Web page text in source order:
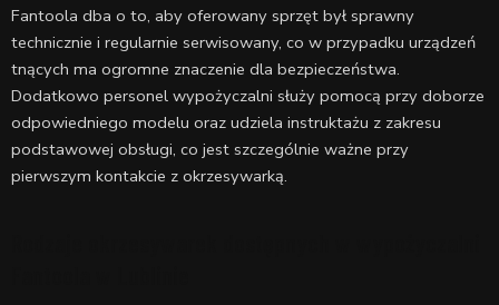
Fantoola dba o to, aby oferowany sprzęt był sprawny
technicznie i regularnie serwisowany, co w przypadku urządzeń
tnących ma ogromne znaczenie dla bezpieczeństwa.
Dodatkowo personel wypożyczalni służy pomocą przy doborze
odpowiedniego modelu oraz udziela instruktażu z zakresu
podstawowej obsługi, co jest szczególnie ważne przy
pierwszym kontakcie z okrzesywarką.